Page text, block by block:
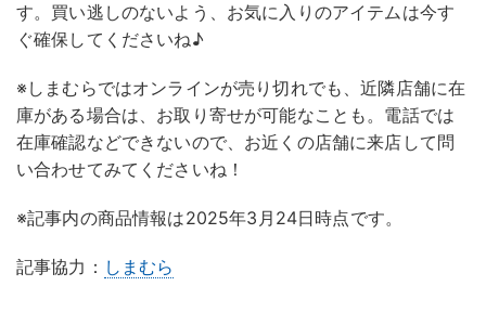
す。買い逃しのないよう、お気に入りのアイテムは今す
ぐ確保してくださいね♪
※しまむらではオンラインが売り切れでも、近隣店舗に在
庫がある場合は、お取り寄せが可能なことも。電話では
在庫確認などできないので、お近くの店舗に来店して問
い合わせてみてくださいね！
※記事内の商品情報は2025年3月24日時点です。
記事協力： しまむら